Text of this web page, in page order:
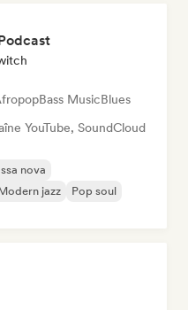
Bass MusicBlues
YouTube, SoundCloud
nova
jazz
Pop soul